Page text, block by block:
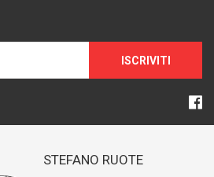
ISCRIVITI
STEFANO RUOTE